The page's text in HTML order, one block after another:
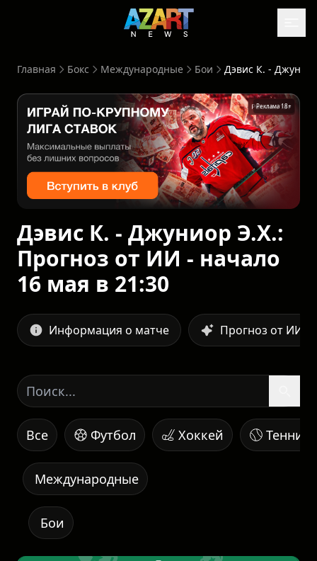
Главная Бокс Международные Бои
Реклама 18+
Дэвис К. - Джуниор Э.Х.:
Прогноз от ИИ - начало
16 мая в 21:30
Информация о матче Прогноз от ИИ
Все Футбол Хоккей Теннис
Международные
Бои